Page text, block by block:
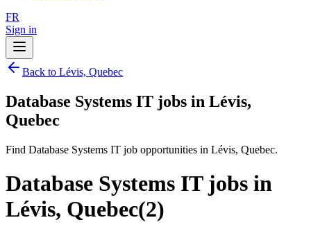
FR
Sign in
Back to Lévis, Quebec
Database Systems IT jobs in Lévis,
Quebec
Find Database Systems IT job opportunities in Lévis, Quebec.
Database Systems IT jobs in
Lévis, Quebec(2)